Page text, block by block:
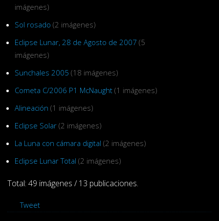
imágenes)
Sol rosado (2 imágenes)
Eclipse Lunar, 28 de Agosto de 2007 (5
imágenes)
Sunchales 2005 (18 imágenes)
Cometa C/2006 P1 McNaught (1 imágenes)
Alineación (1 imágenes)
Eclipse Solar (2 imágenes)
La Luna con cámara digital (2 imágenes)
Eclipse Lunar Total (2 imágenes)
Total: 49 imágenes / 13 publicaciones.
Tweet